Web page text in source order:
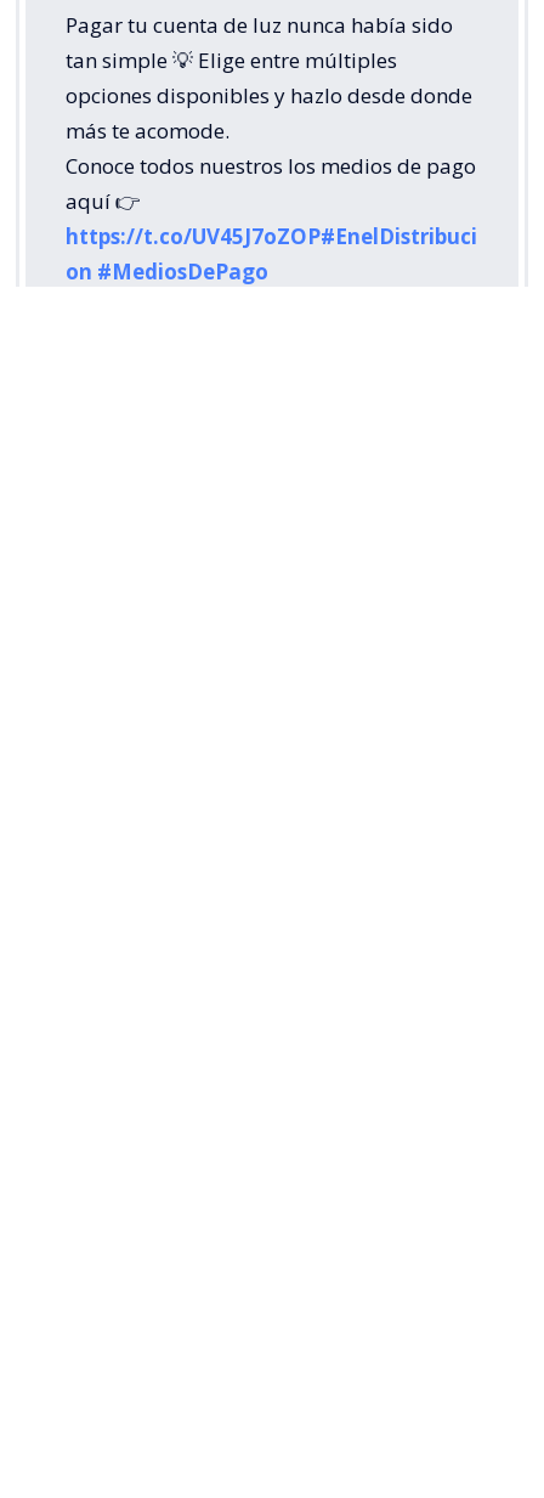
Pagar tu cuenta de luz nunca había sido
tan simple 💡 Elige entre múltiples
opciones disponibles y hazlo desde donde
más te acomode.
Conoce todos nuestros los medios de pago
aquí 👉
https://t.co/UV45J7oZOP#EnelDistribuci
on #MediosDePago